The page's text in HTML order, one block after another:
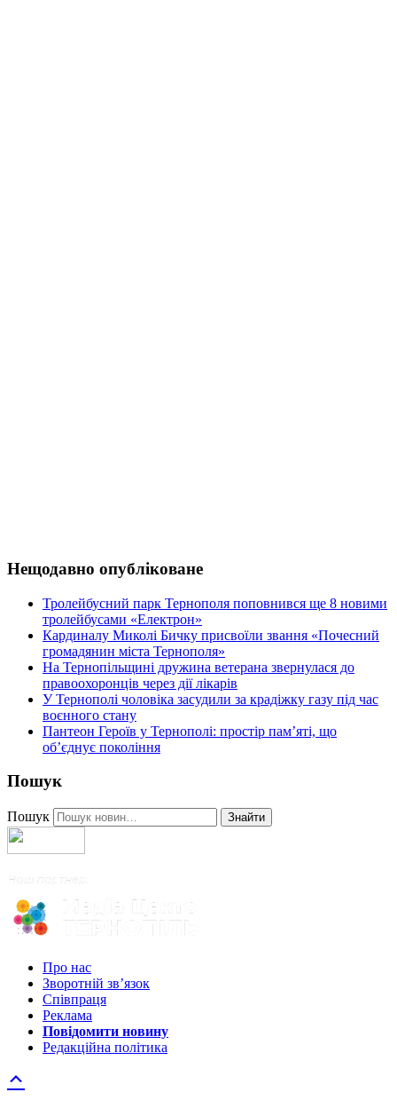
Нещодавно опубліковане
Тролейбусний парк Тернополя поповнився ще 8 новими
тролейбусами «Електрон»
Кардиналу Миколі Бичку присвоїли звання «Почесний
громадянин міста Тернополя»
На Тернопільщині дружина ветерана звернулася до
правоохоронців через дії лікарів
У Тернополі чоловіка засудили за крадіжку газу під час
воєнного стану
Пантеон Героїв у Тернополі: простір пам’яті, що
об’єднує покоління
Пошук
Пошук Знайти
Про нас
Зворотній зв’язок
Співпраця
Реклама
Повідомити новину
Редакційна політика